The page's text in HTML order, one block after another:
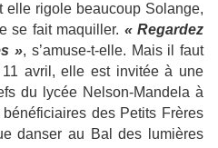
elle rigole beaucoup Solange,
se fait maquiller. « Regardez
», s’amuse-t-elle. Mais il faut
avril, elle est invitée à une
du lycée Nelson-Mandela à
des Petits Frères
danser au Bal des lumières